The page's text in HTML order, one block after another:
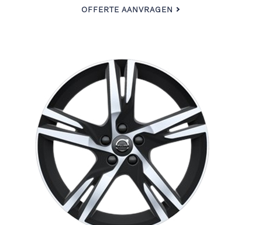
OFFERTE AANVRAGEN